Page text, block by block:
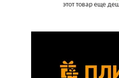
этот товар еще